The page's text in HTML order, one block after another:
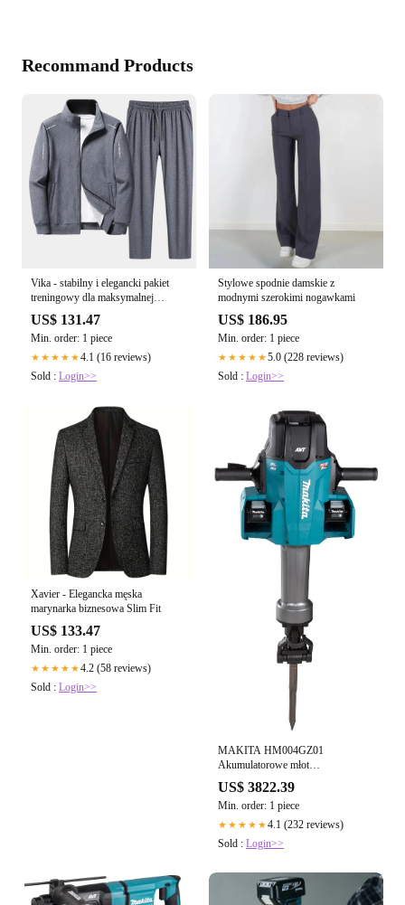
Recommand Products
Vika - stabilny i elegancki pakiet
treningowy dla maksymalnej
motywacji
US$ 131.47
Min. order: 1 piece
★★★★★4.1 (16 reviews)
Sold : Login>>
Stylowe spodnie damskie z
modnymi szerokimi nogawkami
US$ 186.95
Min. order: 1 piece
★★★★★5.0 (228 reviews)
Sold : Login>>
Xavier - Elegancka męska
marynarka biznesowa Slim Fit
US$ 133.47
Min. order: 1 piece
★★★★★4.2 (58 reviews)
Sold : Login>>
MAKITA HM004GZ01
Akumulatorowe młot
wyburzeniowy XGT®
US$ 3822.39
Min. order: 1 piece
★★★★★4.1 (232 reviews)
Sold : Login>>